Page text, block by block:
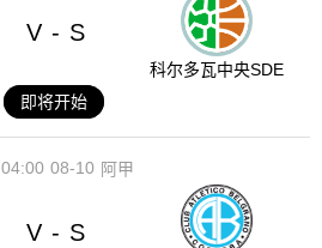
V - S
科尔多瓦中央SDE
即将开始
08-10
04:00 阿甲
V - S